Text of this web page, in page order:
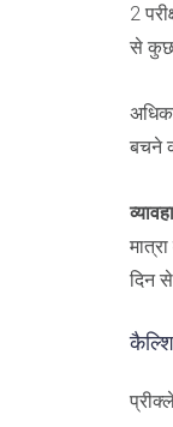
2
से कुछ
बचने
दिन